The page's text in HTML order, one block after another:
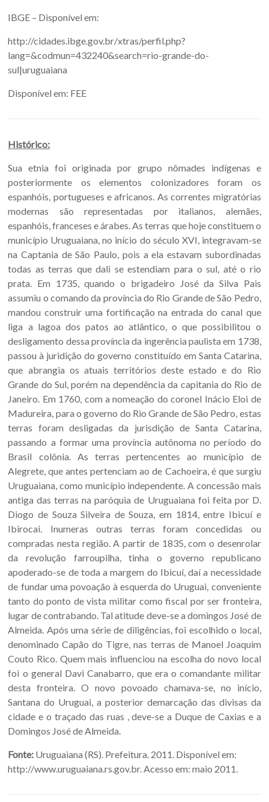
IBGE – Disponível em:
http://cidades.ibge.gov.br/xtras/perfil.php?
lang=&codmun=432240&search=rio-grande-do-
sul|uruguaiana
Disponível em: FEE
Histórico:
Sua etnia foi originada por grupo nômades indígenas e
posteriormente os elementos colonizadores foram os
espanhóis, portugueses e africanos. As correntes migratórias
modernas são representadas por italianos, alemães,
espanhóis, franceses e árabes. As terras que hoje constituem o
município Uruguaiana, no início do século XVI, integravam-se
na Captania de São Paulo, pois a ela estavam subordinadas
todas as terras que dali se estendiam para o sul, até o rio
prata. Em 1735, quando o brigadeiro José da Silva Pais
assumiu o comando da província do Rio Grande de São Pedro,
mandou construir uma fortificação na entrada do canal que
liga a lagoa dos patos ao atlântico, o que possibilitou o
desligamento dessa província da ingerência paulista em 1738,
passou à juridição do governo constituído em Santa Catarina,
que abrangia os atuais territórios deste estado e do Rio
Grande do Sul, porém na dependência da capitania do Rio de
Janeiro. Em 1760, com a nomeação do coronel Inácio Eloi de
Madureira, para o governo do Rio Grande de São Pedro, estas
terras foram desligadas da jurisdição de Santa Catarina,
passando a formar uma província autônoma no período do
Brasil colônia. As terras pertencentes ao município de
Alegrete, que antes pertenciam ao de Cachoeira, é que surgiu
Uruguaiana, como município independente. A concessão mais
antiga das terras na paróquia de Uruguaiana foi feita por D.
Diogo de Souza Silveira de Souza, em 1814, entre Ibicuí e
Ibirocai. Inumeras outras terras foram concedidas ou
compradas nesta região. A partir de 1835, com o desenrolar
da revolução farroupilha, tinha o governo republicano
apoderado-se de toda a margem do Ibicuí, daí a necessidade
de fundar uma povoação à esquerda do Uruguai, conveniente
tanto do ponto de vista militar como fiscal por ser fronteira,
lugar de contrabando. Tal atitude deve-se a domingos José de
Almeida. Após uma série de diligências, foi escolhido o local,
denominado Capão do Tigre, nas terras de Manoel Joaquim
Couto Rico. Quem mais influenciou na escolha do novo local
foi o general Davi Canabarro, que era o comandante militar
desta fronteira. O novo povoado chamava-se, no início,
Santana do Uruguai, a posterior demarcação das divisas da
cidade e o traçado das ruas , deve-se a Duque de Caxias e a
Domingos José de Almeida.
Fonte: Uruguaiana (RS). Prefeitura. 2011. Disponível em:
http://www.uruguaiana.rs.gov.br. Acesso em: maio 2011.